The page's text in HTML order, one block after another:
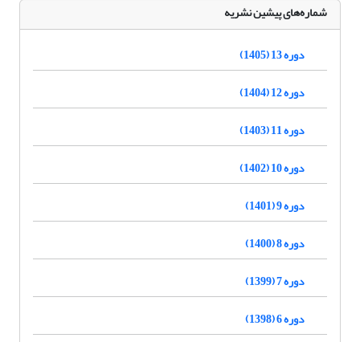
شماره‌های پیشین نشریه
دوره 13 (1405)
دوره 12 (1404)
دوره 11 (1403)
دوره 10 (1402)
دوره 9 (1401)
دوره 8 (1400)
دوره 7 (1399)
دوره 6 (1398)